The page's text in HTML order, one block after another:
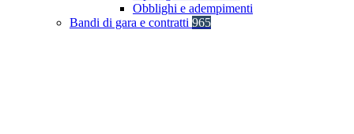
Obblighi e adempimenti
Bandi di gara e contratti 965